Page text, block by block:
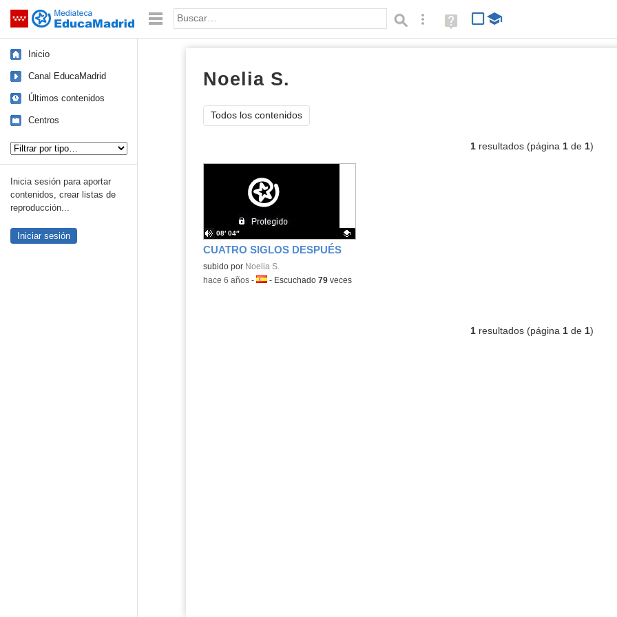
Saltar navegación Palabra o frase: Búsqueda avanzada
Ayuda
(en
Inicio
Canal EducaMadrid
Últimos contenidos
Centros
Inicia sesión para aportar
contenidos, crear listas de
reproducción...
Iniciar sesión
Noelia S.
Todos los contenidos
1resultados (página 1de 1)
CUATRO SIGLOS DESPUÉS
Contenido educativo.
subido por Noelia S.
08′ 04″
-hace 6 años- Idioma:
- Escuchado 79veces
1resultados (página 1de 1)